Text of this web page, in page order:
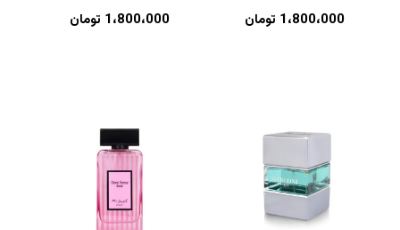
1،800،000 تومان 1،800،000 تومان